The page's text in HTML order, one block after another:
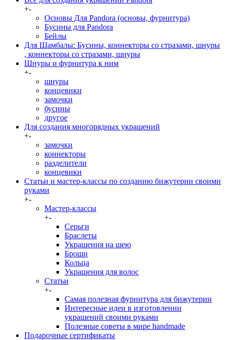
+-
Основы Для Pandora (основы, фурнитура)
Бусины для Pandora
Бейлы
Для Шамбалы: Бусины, коннекторы со стразами, шнуры
, коннекторы со стразами, шнуры
Шнуры и фурнитура к ним
+-
шнуры
концевики
замочки
бусины
другое
Для создания многорядных украшений
+-
замочки
коннекторы
разделители
концевики
Статьи и мастер-классы по созданию бижутерии своими
руками
+-
Мастер-классы
+-
Серьги
Браслеты
Украшения на шею
Броши
Кольца
Украшения для волос
Статьи
+-
Самая полезная фурнитура для бижутерии
Интересные идеи в изготовлении
украшений своими руками
Полезные советы в мире handmade
Подарочные сертификаты